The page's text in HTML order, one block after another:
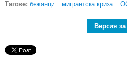
Тагове: бежанци мигрантска криза
Версия за